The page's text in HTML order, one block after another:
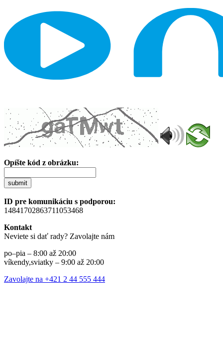
Opíšte kód z obrázku:
submit
ID pre komunikáciu s podporou:
14841702863711053468
Kontakt
Neviete si dať rady? Zavolajte nám
po–pia – 8:00 až 20:00
víkendy,sviatky – 9:00 až 20:00
Zavolajte na +421 2 44 555 444